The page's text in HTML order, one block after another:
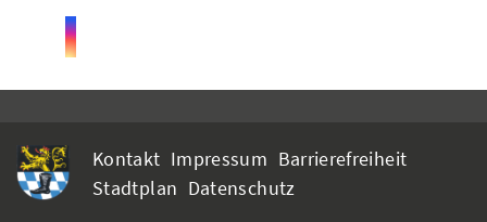
Kontakt Impressum Barrierefreiheit
Stadtplan Datenschutz